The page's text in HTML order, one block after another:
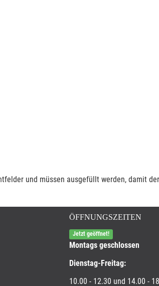
und müssen ausgefüllt werden, damit
ÖFFNUNGSZEITEN
Jetzt geöffnet!
Montags geschlossen
Dienstag-Freitag:
10.00 - 12.30 und 14.00 -